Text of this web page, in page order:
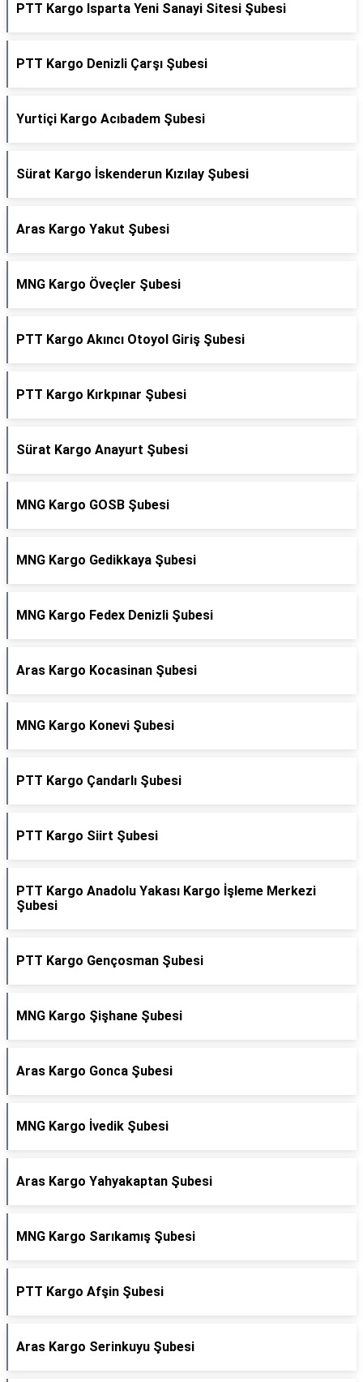
PTT Kargo Isparta Yeni Sanayi Sitesi Şubesi
PTT Kargo Denizli Çarşı Şubesi
Yurtiçi Kargo Acıbadem Şubesi
Sürat Kargo İskenderun Kızılay Şubesi
Aras Kargo Yakut Şubesi
MNG Kargo Öveçler Şubesi
PTT Kargo Akıncı Otoyol Giriş Şubesi
PTT Kargo Kırkpınar Şubesi
Sürat Kargo Anayurt Şubesi
MNG Kargo GOSB Şubesi
MNG Kargo Gedikkaya Şubesi
MNG Kargo Fedex Denizli Şubesi
Aras Kargo Kocasinan Şubesi
MNG Kargo Konevi Şubesi
PTT Kargo Çandarlı Şubesi
PTT Kargo Siirt Şubesi
PTT Kargo Anadolu Yakası Kargo İşleme Merkezi
Şubesi
PTT Kargo Gençosman Şubesi
MNG Kargo Şişhane Şubesi
Aras Kargo Gonca Şubesi
MNG Kargo İvedik Şubesi
Aras Kargo Yahyakaptan Şubesi
MNG Kargo Sarıkamış Şubesi
PTT Kargo Afşin Şubesi
Aras Kargo Serinkuyu Şubesi